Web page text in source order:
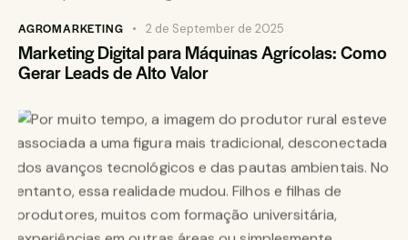
AGROMARKETING 2 de September de 2025
Marketing Digital para Máquinas Agrícolas: Como
Gerar Leads de Alto Valor